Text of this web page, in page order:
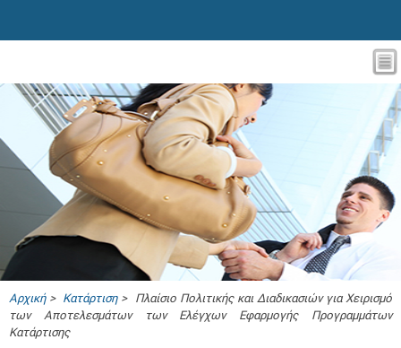
Αρχική> Κατάρτιση> Πλαίσιο Πολιτικής και Διαδικασιών για Χειρισμό
των Αποτελεσμάτων των Ελέγχων Εφαρμογής Προγραμμάτων
Κατάρτισης